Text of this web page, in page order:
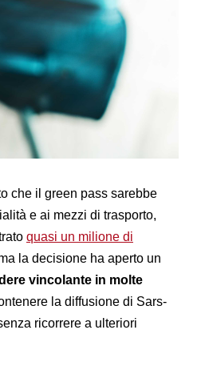
che il green pass sarebbe
e ai mezzi di trasporto,
quasi un milione di
la decisione ha aperto un
vincolante in molte
la diffusione di Sars-
ricorrere a ulteriori